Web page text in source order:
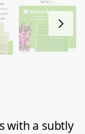
with a subtly